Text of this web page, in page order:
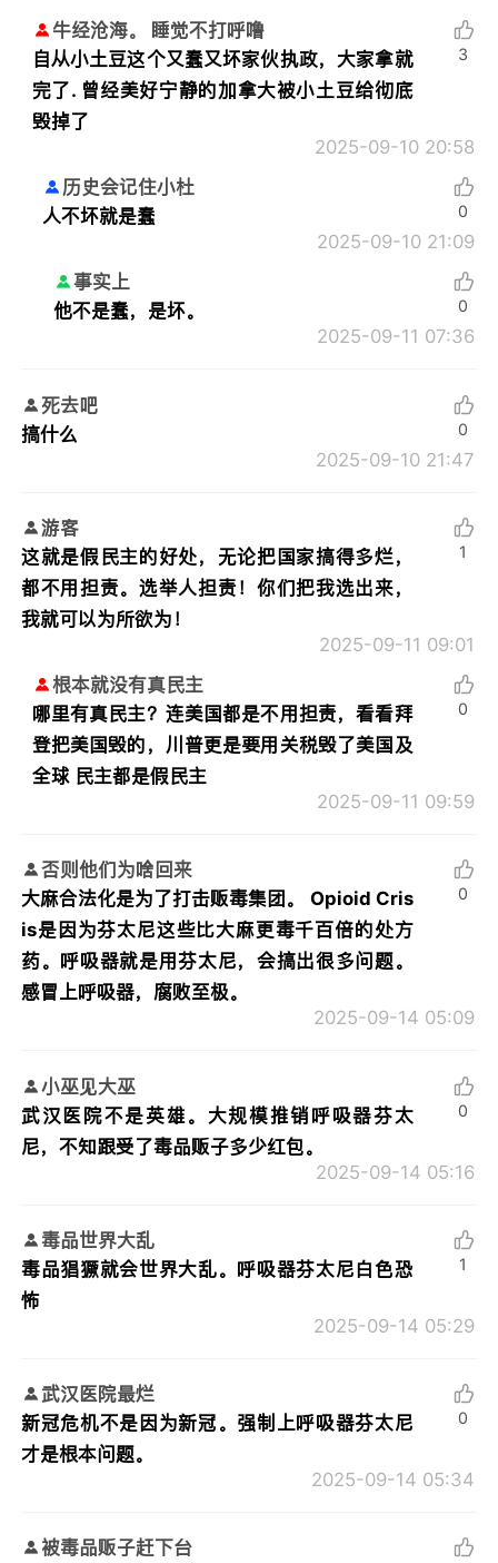
牛经沧海。 睡觉不打呼噜
自从小土豆这个又蠢又坏家伙执政，大家拿就
完了. 曾经美好宁静的加拿大被小土豆给彻底
毁掉了
2025-09-10 20:58
3
历史会记住小杜
人不坏就是蠢
2025-09-10 21:09
0
事实上
他不是蠢，是坏。
2025-09-11 07:36
0
死去吧
搞什么
2025-09-10 21:47
0
游客
这就是假民主的好处，无论把国家搞得多烂，
都不用担责。选举人担责！你们把我选出来，
我就可以为所欲为！
2025-09-11 09:01
1
根本就没有真民主
哪里有真民主？连美国都是不用担责，看看拜
登把美国毁的，川普更是要用关税毁了美国及
全球 民主都是假民主
2025-09-11 09:59
0
否则他们为啥回来
大麻合法化是为了打击贩毒集团。 Opioid Cris
is是因为芬太尼这些比大麻更毒千百倍的处方
药。呼吸器就是用芬太尼，会搞出很多问题。
感冒上呼吸器，腐败至极。
2025-09-14 05:09
0
小巫见大巫
武汉医院不是英雄。大规模推销呼吸器芬太
尼，不知跟受了毒品贩子多少红包。
2025-09-14 05:16
0
毒品世界大乱
毒品猖獗就会世界大乱。呼吸器芬太尼白色恐
怖
2025-09-14 05:29
1
武汉医院最烂
新冠危机不是因为新冠。强制上呼吸器芬太尼
才是根本问题。
2025-09-14 05:34
0
被毒品贩子赶下台